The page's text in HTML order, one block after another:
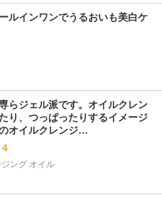
ルインワンでうるおいも美白ケ
らジェル派です。オイルクレン
り、つっぱったりするイメージ
オイルクレンジ…
4
ング オイル